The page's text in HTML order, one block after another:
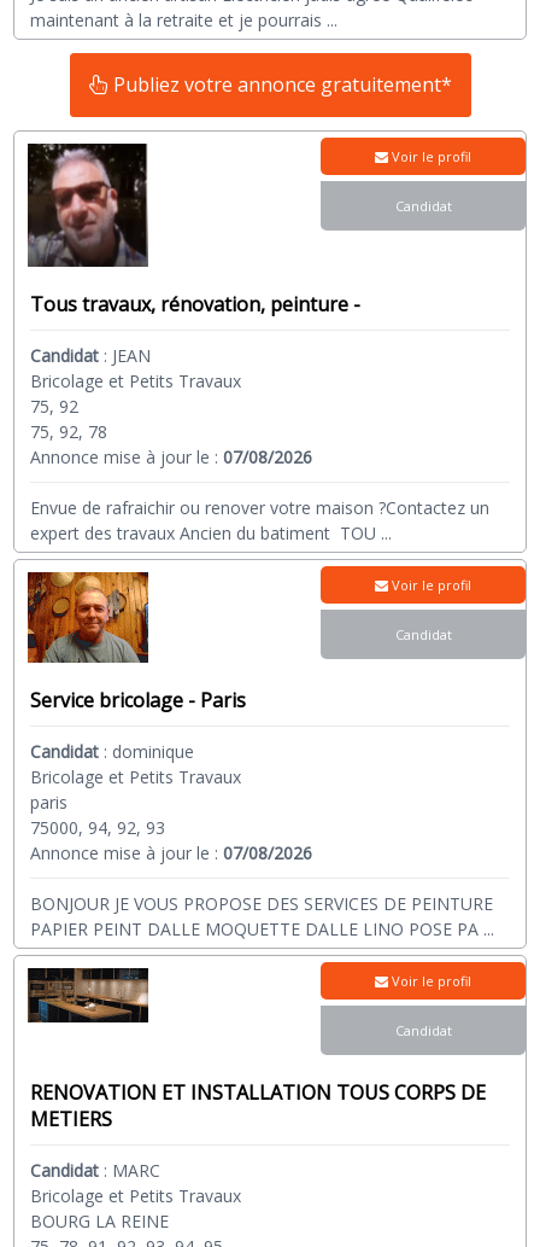
maintenant à la retraite et je pourrais ...
Publiez votre annonce gratuitement*
Tous travaux, rénovation, peinture -
Candidat : JEAN
Bricolage et Petits Travaux
75, 92
75, 92, 78
Annonce mise à jour le :07/08/2026
Envue de rafraichir ou renover votre maison ?Contactez un
expert des travaux Ancien du batiment TOU ...
Voir le profil
Candidat
Service bricolage - Paris
Candidat : dominique
Bricolage et Petits Travaux
paris
75000, 94, 92, 93
Annonce mise à jour le :07/08/2026
BONJOUR JE VOUS PROPOSE DES SERVICES DE PEINTURE
PAPIER PEINT DALLE MOQUETTE DALLE LINO POSE PA ...
Voir le profil
Candidat
RENOVATION ET INSTALLATION TOUS CORPS DE
METIERS
Candidat : MARC
Bricolage et Petits Travaux
BOURG LA REINE
Voir le profil
Candidat